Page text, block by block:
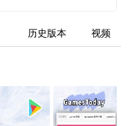
历史版本 视频